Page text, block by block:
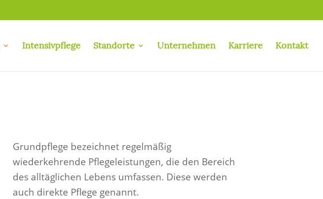
Intensivpflege Standorte Unternehmen Karriere Kontakt
Grundpflege bezeichnet regelmäßig
wiederkehrende Pflegeleistungen, die den Bereich
des alltäglichen Lebens umfassen. Diese werden
auch direkte Pflege genannt.